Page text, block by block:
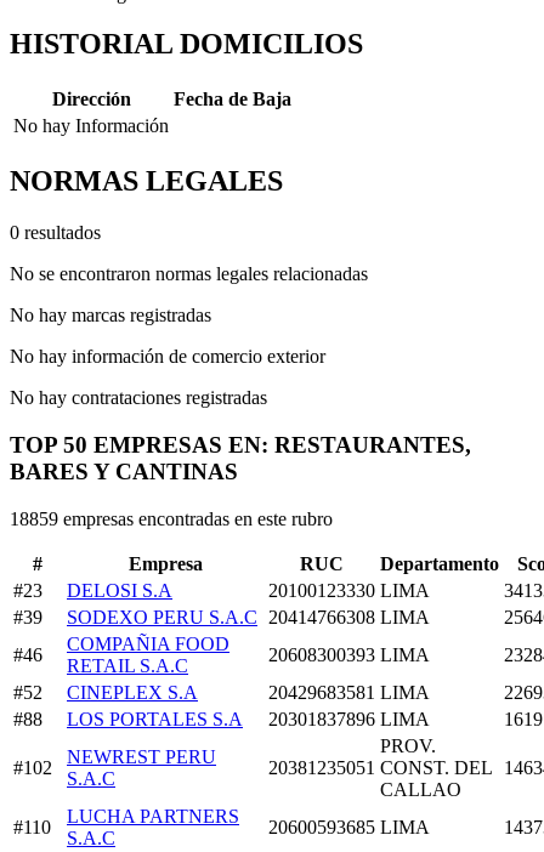
HISTORIAL DOMICILIOS
Dirección
Fecha de Baja
No hay Información
NORMAS LEGALES
0 resultados
No se encontraron normas legales relacionadas
No hay marcas registradas
No hay información de comercio exterior
No hay contrataciones registradas
TOP 50 EMPRESAS EN: RESTAURANTES,
BARES Y CANTINAS
18859 empresas encontradas en este rubro
# Empresa RUC Departamento
#23
DELOSI S.A 20100123330 LIMA
#39
SODEXO PERU S.A.C 20414766308 LIMA
#46
COMPAÑIA FOOD
RETAIL S.A.C
20608300393 LIMA
#52
CINEPLEX S.A 20429683581 LIMA
#88
LOS PORTALES S.A 20301837896 LIMA
#102
NEWREST PERU
S.A.C
20381235051
PROV.
CONST. DEL
CALLAO
#110
LUCHA PARTNERS
S.A.C
20600593685 LIMA